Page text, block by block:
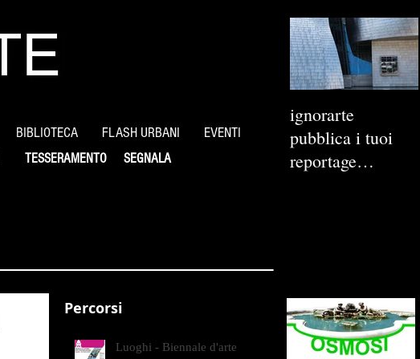
BIBLIOTECA FLASH URBANI EVENTI
SEGNALA
TESSERAMENTO
ignorarte
pubblica i tuoi
reportage
Percorsi
Luoghi - Biennale d'arte